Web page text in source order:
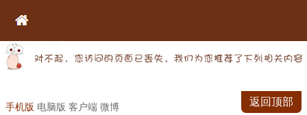
手机版 电脑版 客户端 微博 返回顶部